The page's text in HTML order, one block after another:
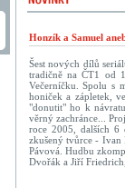
Honzík a Samuel
Šest nových dílů
tradičně na ČT1 od
Večerníčku. Spolu s
honiček a zápletek,
"donutit" ho k
věrný zachránce...
roce 2005, dalších 6
zkušený tvůrce - Ivan
Pávová. Hudbu
Dvořák a Jiří